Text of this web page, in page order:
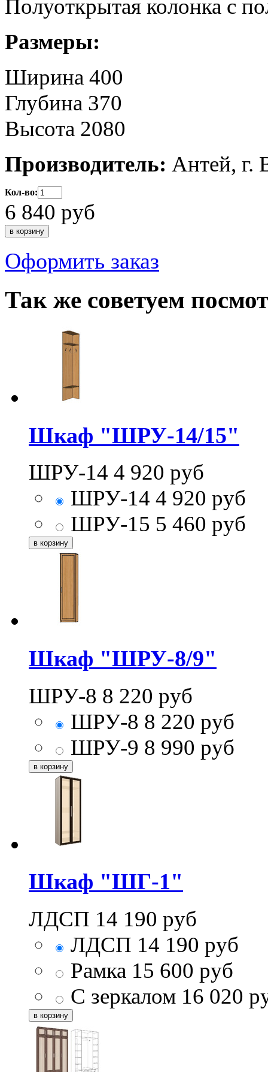
Полуоткрытая колонка с
Размеры:
Ширина 400
Глубина 370
Высота 2080
Производитель: Антей, г.
Кол-во:
6 840 руб
Оформить заказ
Так же советуем
Шкаф "ШРУ-14/15"
ШРУ-14 4 920 руб
ШРУ-14 4 920 руб
ШРУ-15 5 460 руб
Шкаф "ШРУ-8/9"
ШРУ-8 8 220 руб
ШРУ-8 8 220 руб
ШРУ-9 8 990 руб
Шкаф "ШГ-1"
ЛДСП 14 190 руб
ЛДСП 14 190 руб
Рамка 15 600 руб
С зеркалом 16 020